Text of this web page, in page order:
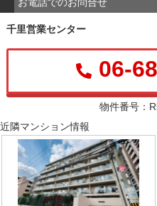
千里営業センター
06-
物件番号：
近隣マンション情報